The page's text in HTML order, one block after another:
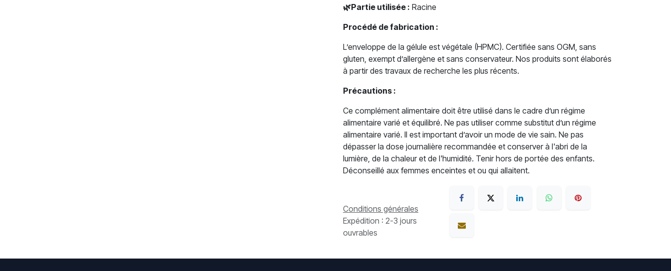
🌿Partie utilisée : Racine
Procédé de fabrication :
L’enveloppe de la gélule est végétale (HPMC). Certifiée sans OGM, sans
gluten, exempt d’allergène et sans conservateur. Nos produits sont élaborés
à partir des travaux de recherche les plus récents.
Précautions :
Ce complément alimentaire doit être utilisé dans le cadre d’un régime
alimentaire varié et équilibré. Ne pas utiliser comme substitut d’un régime
alimentaire varié. Il est important d’avoir un mode de vie sain. Ne pas
dépasser la dose journalière recommandée et conserver à l'abri de la
lumière, de la chaleur et de l'humidité. Tenir hors de portée des enfants.
Déconseillé aux femmes enceintes et ou qui allaitent.
Conditions générales
Expédition : 2-3 jours
ouvrables